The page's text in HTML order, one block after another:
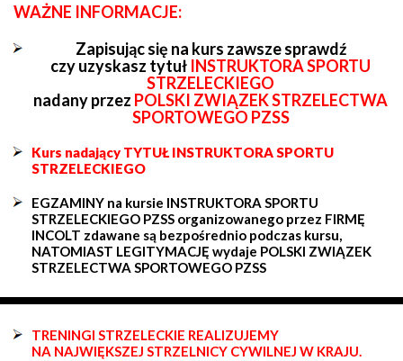
WAŻNE INFORMACJE:
Zapisując się na kurs zawsze sprawdź
czy uzyskasz tytuł INSTRUKTORA SPORTU
STRZELECKIEGO
nadany przez POLSKI ZWIĄZEK STRZELECTWA
SPORTOWEGO PZSS
Kurs nadający TYTUŁ INSTRUKTORA SPORTU
STRZELECKIEGO
EGZAMINY na kursie INSTRUKTORA SPORTU
STRZELECKIEGO PZSS organizowanego przez FIRMĘ
INCOLT zdawane są bezpośrednio podczas kursu,
NATOMIAST LEGITYMACJĘ wydaje POLSKI ZWIĄZEK
STRZELECTWA SPORTOWEGO PZSS
TRENINGI STRZELECKIE REALIZUJEMY
NA NAJWIĘKSZEJ STRZELNICY CYWILNEJ W KRAJU.